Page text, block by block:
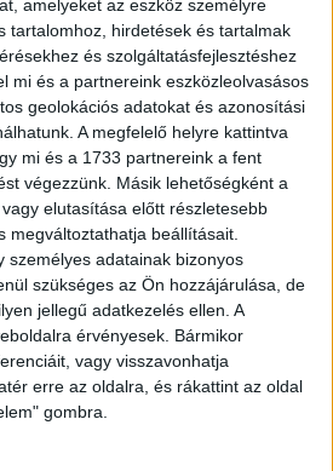
amelyeket az eszköz személyre
tartalomhoz, hirdetések és tartalmak
és szolgáltatásfejlesztéshez
mi és a partnereink eszközleolvasásos
geolokációs adatokat és azonosítási
A megfelelő helyre kattintva
mi és a 1733 partnereink a fent
végezzünk. Másik lehetőségként a
elutasítása előtt részletesebb
megváltoztathatja beállításait.
személyes adatainak bizonyos
szükséges az Ön hozzájárulása, de
jellegű adatkezelés ellen. A
érvényesek. Bármikor
vagy visszavonhatja
erre az oldalra, és rákattint az oldal
gombra.